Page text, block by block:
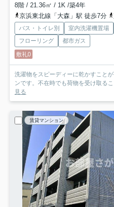
8階 / 21.36㎡ / 1K /築4年
京浜東北線「大森」駅 徒歩7分
バス・トイレ別 室内洗濯機置場
フローリング
都市ガス
敷礼0
洗濯物をスピーディーに乾かすこと
ンです。不在時でも荷物を受け取る
見る
賃貸マンション